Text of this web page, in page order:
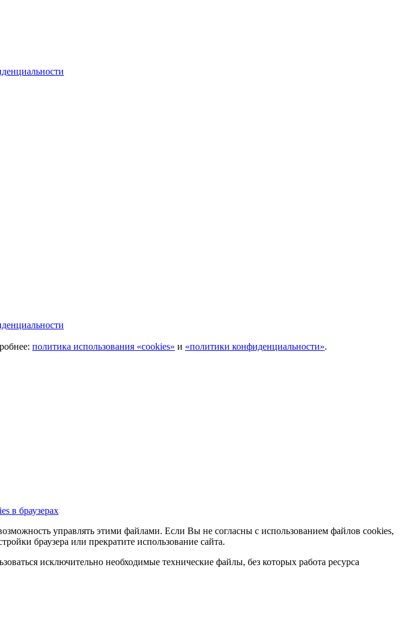
политика использования «cookies» и «политики конфиденциальности».
в браузерах
управлять этими файлами. Если Вы не согласны с использованием файлов cookies,
браузера или прекратите использование сайта.
исключительно необходимые технические файлы, без которых работа ресурса